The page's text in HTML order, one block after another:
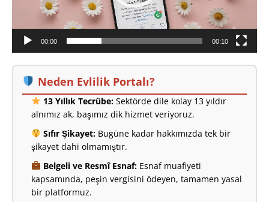
00:00 00:10
Neden Evlilik Portalı?
13 Yıllık Tecrübe:Sektörde dile kolay 13 yıldır
alnımız ak, başımız dik hizmet veriyoruz.
Sıfır Şikayet:Bugüne kadar hakkımızda tek bir
şikayet dahi olmamıştır.
Belgeli ve Resmî Esnaf:Esnaf muafiyeti
kapsamında, peşin vergisini ödeyen, tamamen yasal
bir platformuz.